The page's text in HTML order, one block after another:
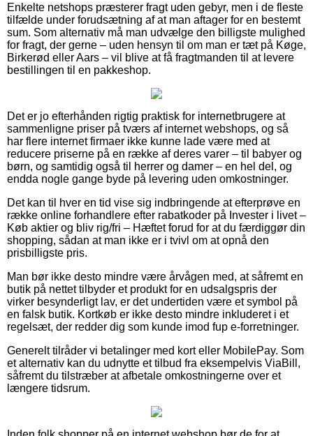
Enkelte netshops præsterer fragt uden gebyr, men i de fleste
tilfælde under forudsætning af at man aftager for en bestemt
sum. Som alternativ må man udvælge den billigste mulighed
for fragt, der gerne – uden hensyn til om man er tæt på Køge,
Birkerød eller Aars – vil blive at få fragtmanden til at levere
bestillingen til en pakkeshop.
Det er jo efterhånden rigtig praktisk for internetbrugere at
sammenligne priser på tværs af internet webshops, og så
har flere internet firmaer ikke kunne lade være med at
reducere priserne på en række af deres varer – til babyer og
børn, og samtidig også til herrer og damer – en hel del, og
endda nogle gange byde på levering uden omkostninger.
Det kan til hver en tid vise sig indbringende at efterprøve en
række online forhandlere efter rabatkoder på Invester i livet –
Køb aktier og bliv rig/fri – Hæftet forud for at du færdiggør din
shopping, sådan at man ikke er i tvivl om at opnå den
prisbilligste pris.
Man bør ikke desto mindre være årvågen med, at såfremt en
butik på nettet tilbyder et produkt for en udsalgspris der
virker besynderligt lav, er det undertiden være et symbol på
en falsk butik. Kortkøb er ikke desto mindre inkluderet i et
regelsæt, der redder dig som kunde imod fup e-forretninger.
Generelt tilråder vi betalinger med kort eller MobilePay. Som
et alternativ kan du udnytte et tilbud fra eksempelvis ViaBill,
såfremt du tilstræber at afbetale omkostningerne over et
længere tidsrum.